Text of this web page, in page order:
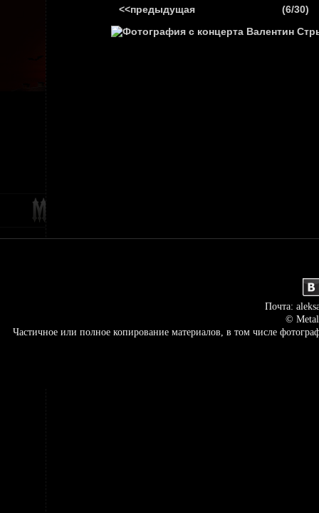
<<предыдущая (6/30)
Почта:
©
Частичное или полное копирование материалов, в том числе